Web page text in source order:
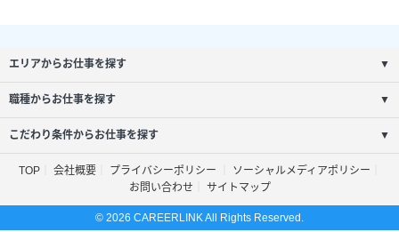
エリアからお仕事を探す ▼
職種からお仕事を探す ▼
こだわり条件からお仕事を探す ▼
TOP 会社概要 プライバシーポリシー
ソーシャルメディアポリシー
お問い合わせ
サイトマップ
© 2026 CAREERLINK All Rights Reserved.